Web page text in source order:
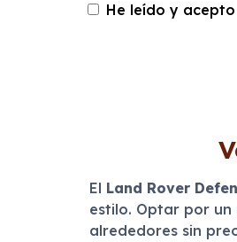
He leído y
El Land Rover
estilo. Optar por un
alrededores sin